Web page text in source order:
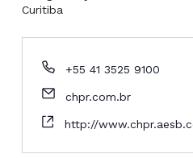
Curitiba
+55 41 3525 9100
chpr.com.br
http://